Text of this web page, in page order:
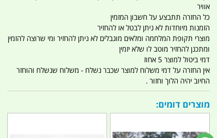
אוויר
כל החזרה תתבצע על חשבון המזמין
הזמנות מיוחדות לא ניתן לבטל או להחזיר
מוצרי תקופת המלחמה ומלאים מוגבלים לא ניתן להחזיר ומי שרוצה להזמין
ומתכנן להחזיר מוטב לו שלא יזמין
דמי ביטול למוצר 5 אחוז
אין החזרה על דמי משלוח למוצר שכבר נשלח - משלוח שנשלח והוחזר
החיוב יהיה הלוך וחזור .
מוצרים דומים: